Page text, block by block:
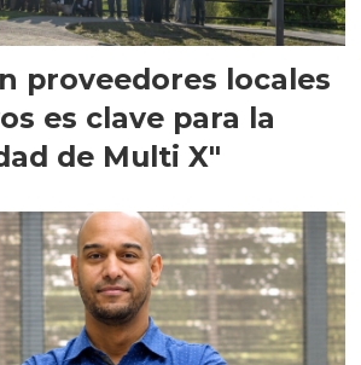
proveedores locales
es clave para la
de Multi X"